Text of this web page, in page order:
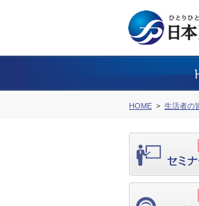
HOME 生活者の